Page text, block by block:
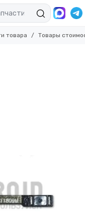
товара Товары